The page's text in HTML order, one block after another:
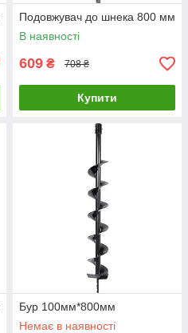
Подовжувач до шнека 800 мм
В наявності
609 ₴ 708 ₴
Купити
Бур 100мм*800мм
Немає в наявності